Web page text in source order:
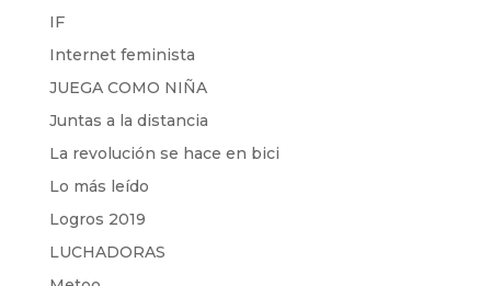
IF
Internet feminista
JUEGA COMO NIÑA
Juntas a la distancia
La revolución se hace en bici
Lo más leído
Logros 2019
LUCHADORAS